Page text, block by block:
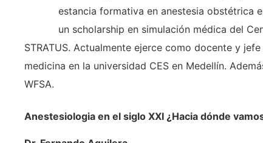
estancia formativa en anestesia obstétrica
un scholarship en simulación médica del
STRATUS. Actualmente ejerce como docente y
medicina en la universidad CES en Medellín.
WFSA.
Anestesiologia en el siglo XXI ¿Hacia dónde